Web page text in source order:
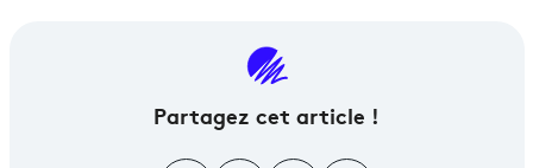
Partagez cet article !